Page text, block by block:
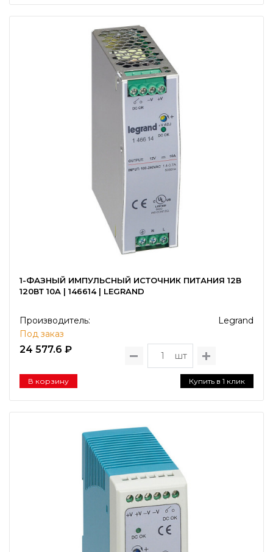
1-ФАЗНЫЙ ИМПУЛЬСНЫЙ ИСТОЧНИК ПИТАНИЯ 12В
120ВТ 10A | 146614 | LEGRAND
Производитель:
Legrand
Под заказ
24 577.6 ₽
шт
В корзину Купить в 1 клик